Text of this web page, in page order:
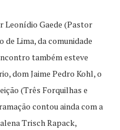
Leonídio Gaede (Pastor
Lima, da comunidade
também esteve
dom Jaime Pedro Kohl, o
(Três Forquilhas e
contou ainda com a
Trisch Rapack,